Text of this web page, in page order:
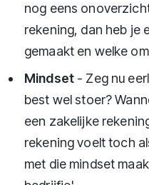
nog eens
rekening, dan heb je
gemaakt en welke
Mindset - Zeg nu
best wel stoer?
een zakelijke
rekening voelt toch
met die mindset